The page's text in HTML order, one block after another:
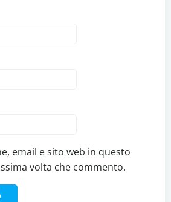
email e sito web in questo
volta che commento.